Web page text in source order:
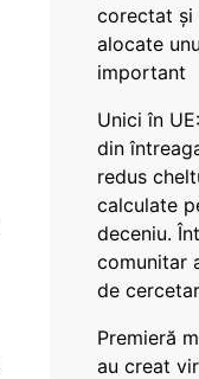
corectat și
alocate
important
Unici în
din
redus
calculate
deceniu.
comunitar
de
Premieră
au creat